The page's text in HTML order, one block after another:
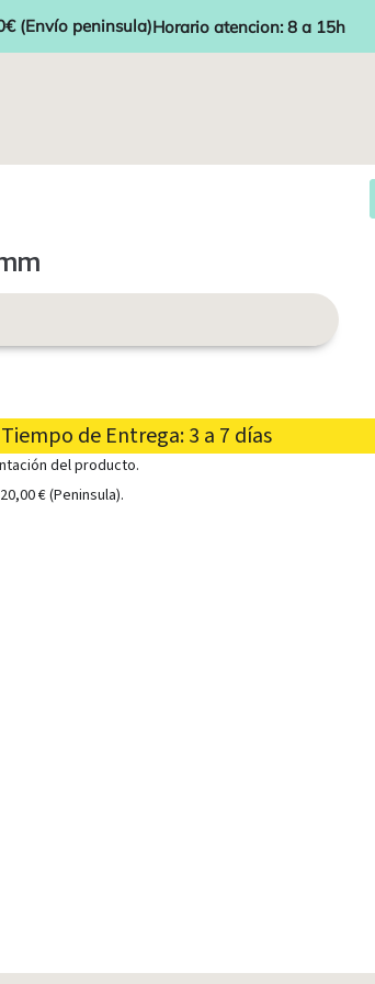
(Envío peninsula)Horario atencion: 8 a 15h
Tiempo de Entrega: 3 a 7 días
del producto.
€ (Peninsula).